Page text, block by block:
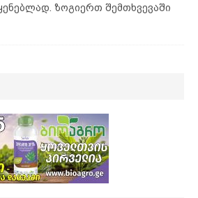
ზოგიერთ შემთხვევაში